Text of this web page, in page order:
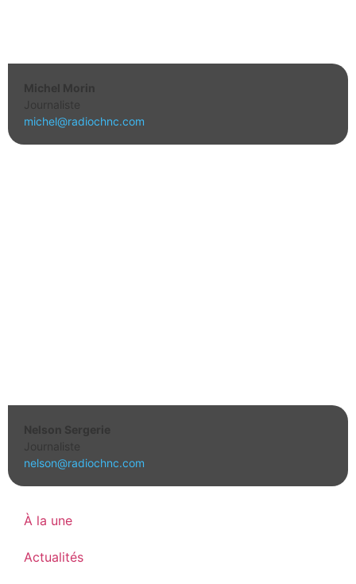
Michel Morin
Journaliste
michel@radiochnc.com
Nelson Sergerie
Journaliste
nelson@radiochnc.com
À la une
Actualités